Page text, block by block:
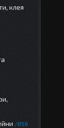
клея
856